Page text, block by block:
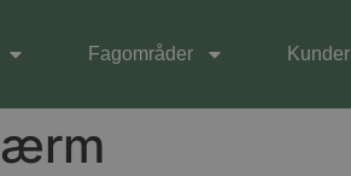
Fagområder Kunder